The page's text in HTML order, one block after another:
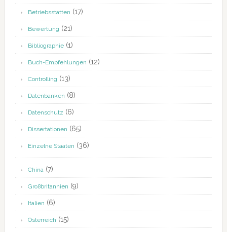
Betriebsstätten (17)
Bewertung (21)
Bibliographie(1)
Buch-Empfehlungen (12)
Controlling (13)
Datenbanken (8)
Datenschutz (6)
Dissertationen (65)
Einzelne Staaten (36)
China(7)
Großbritannien (9)
Italien (6)
Österreich (15)